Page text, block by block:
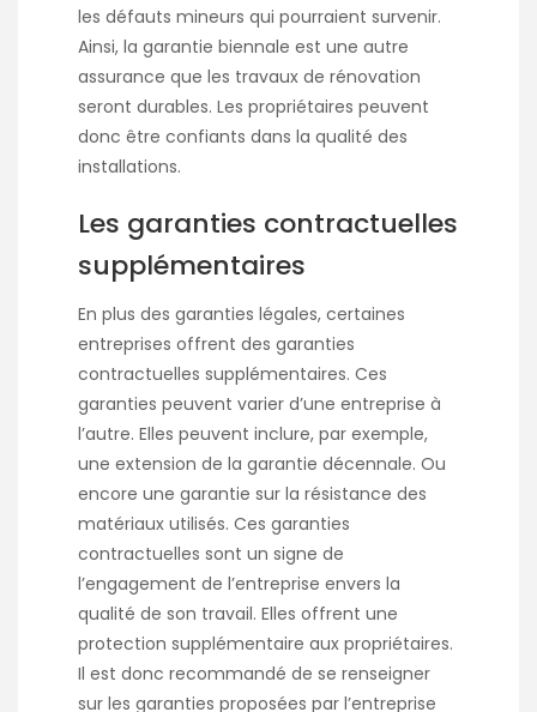
les défauts mineurs qui pourraient survenir.
Ainsi, la garantie biennale est une autre
assurance que les travaux de rénovation
seront durables. Les propriétaires peuvent
donc être confiants dans la qualité des
installations.
Les garanties contractuelles
supplémentaires
En plus des garanties légales, certaines
entreprises offrent des garanties
contractuelles supplémentaires. Ces
garanties peuvent varier d’une entreprise à
l’autre. Elles peuvent inclure, par exemple,
une extension de la garantie décennale. Ou
encore une garantie sur la résistance des
matériaux utilisés. Ces garanties
contractuelles sont un signe de
l’engagement de l’entreprise envers la
qualité de son travail. Elles offrent une
protection supplémentaire aux propriétaires.
Il est donc recommandé de se renseigner
sur les garanties proposées par l’entreprise